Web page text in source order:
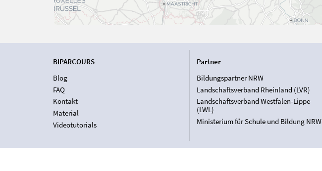
BIPARCOURS
Blog
FAQ
Kontakt
Material
Videotutorials
Partner
Bildungspartner NRW
Landschaftsverband Rheinland (LVR)
Landschaftsverband Westfalen-Lippe
(LWL)
Ministerium für Schule und Bildung NRW